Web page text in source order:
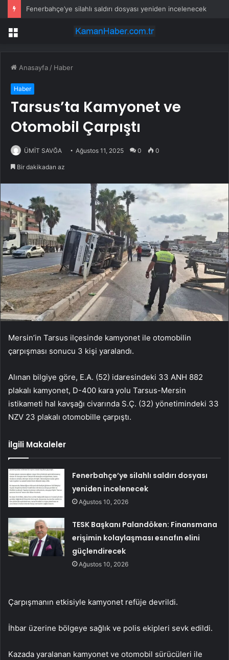
Fenerbahçe’ye silahlı saldırı dosyası yeniden incelenecek
Menü
Anasayfa / Haber
Haber
Tarsus’ta Kamyonet ve
Otomobil Çarpıştı
ÜMİT SAVĞA Ağustos 11, 2025 0 0
Bir dakikadan az
Mersin’in Tarsus ilçesinde kamyonet ile otomobilin
çarpışması sonucu 3 kişi yaralandı.
Alınan bilgiye göre, E.A. (52) idaresindeki 33 ANH 882
plakalı kamyonet, D-400 kara yolu Tarsus-Mersin
istikameti hal kavşağı civarında S.Ç. (32) yönetimindeki 33
NZV 23 plakalı otomobille çarpıştı.
İlgili Makaleler
Fenerbahçe’ye silahlı saldırı dosyası
yeniden incelenecek
Ağustos 10, 2026
TESK Başkanı Palandöken: Finansmana
erişimin kolaylaşması esnafın elini
güçlendirecek
Ağustos 10, 2026
Çarpışmanın etkisiyle kamyonet refüje devrildi.
İhbar üzerine bölgeye sağlık ve polis ekipleri sevk edildi.
Kazada yaralanan kamyonet ve otomobil sürücüleri ile